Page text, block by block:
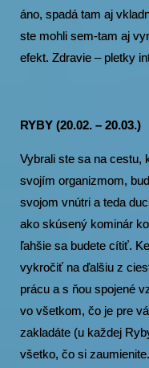
áno, spadá tam aj
ste mohli sem-tam aj
efekt. Zdravie – pletky
RYBY (20.02. – 20.03.)
Vybrali ste sa na cestu,
svojím organizmom,
svojom vnútri a teda
ako skúsený kominár
ľahšie sa budete cítiť.
vykročiť na ďalšiu z
prácu a s ňou spojené
vo všetkom, čo je pre
zakladáte (u každej
všetko, čo si